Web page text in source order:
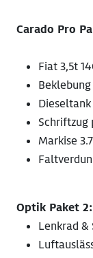
Carado Pro
Fiat 3,5t
Schriftzug
Markise
Optik Paket 2:
Lenkrad